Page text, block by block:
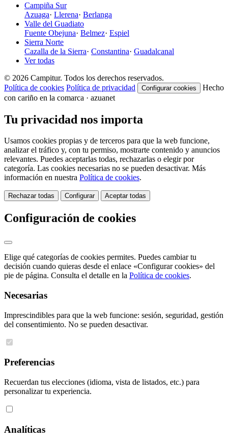
Campiña Sur
Azuaga· Llerena· Berlanga
Valle del Guadiato
Fuente Obejuna· Belmez· Espiel
Sierra Norte
Cazalla de la Sierra· Constantina· Guadalcanal
Ver todas
© 2026 Campitur. Todos los derechos reservados.
Política de cookies Política de privacidad Configurar cookies
Hecho
con cariño en la comarca · azuanet
Tu privacidad nos importa
Usamos cookies propias y de terceros para que la web funcione,
analizar el tráfico y, con tu permiso, mostrarte contenido y anuncios
relevantes. Puedes aceptarlas todas, rechazarlas o elegir por
categoría. Las cookies necesarias no se pueden desactivar. Más
información en nuestra Política de cookies.
Rechazar todas Configurar Aceptar todas
Configuración de cookies
Elige qué categorías de cookies permites. Puedes cambiar tu
decisión cuando quieras desde el enlace «Configurar cookies» del
pie de página. Consulta el detalle en la Política de cookies.
Necesarias
Imprescindibles para que la web funcione: sesión, seguridad, gestión
del consentimiento. No se pueden desactivar.
Preferencias
Recuerdan tus elecciones (idioma, vista de listados, etc.) para
personalizar tu experiencia.
Analíticas